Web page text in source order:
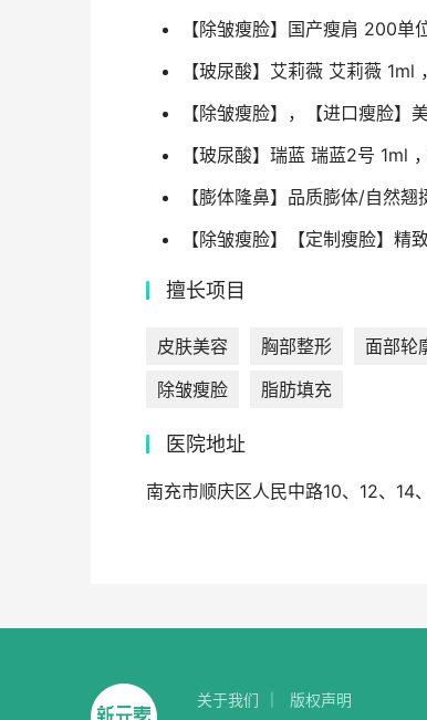
【除皱瘦脸】国产瘦肩 200
【玻尿酸】艾莉薇 艾莉薇
【除皱瘦脸】，【进口瘦脸】
【玻尿酸】瑞蓝 瑞蓝2号 1ml
【膨体隆鼻】品质膨体/自然
【除皱瘦脸】【定制瘦脸】精
擅长项目
皮肤美容 胸部整形 面部轮
除皱瘦脸
脂肪填充
医院地址
南充市顺庆区人民中路10、12、
关于我们 版权声明